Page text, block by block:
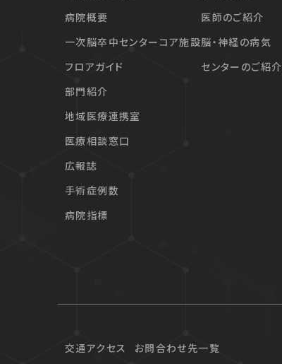
病院概要
一次脳卒中センターコア施設
フロアガイド
部門紹介
地域医療連携室
医療相談窓口
広報誌
手術症例数
病院指標
医師のご紹介
脳・神経の病気
センターのご紹介
交通アクセス お問合わせ先一覧